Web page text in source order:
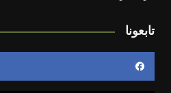
تابعونا